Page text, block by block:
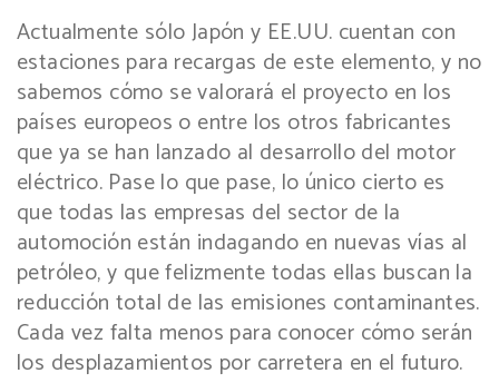
Actualmente sólo Japón y EE.UU. cuentan con
estaciones para recargas de este elemento, y no
sabemos cómo se valorará el proyecto en los
países europeos o entre los otros fabricantes
que ya se han lanzado al desarrollo del motor
eléctrico. Pase lo que pase, lo único cierto es
que todas las empresas del sector de la
automoción están indagando en nuevas vías al
petróleo, y que felizmente todas ellas buscan la
reducción total de las emisiones contaminantes.
Cada vez falta menos para conocer cómo serán
los desplazamientos por carretera en el futuro.